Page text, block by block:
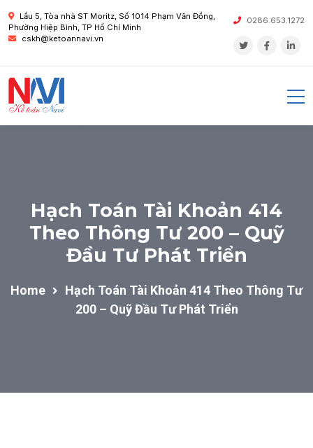
Lầu 5, Tòa nhà ST Moritz, Số 1014 Phạm Văn Đồng,
Phường Hiệp Bình, TP Hồ Chí Minh
cskh@ketoannavi.vn
0286.653.1272
Hạch Toán Tài Khoản 414
Theo Thông Tư 200 – Quỹ
Đầu Tư Phát Triển
Home
Hạch Toán Tài Khoản 414 Theo Thông Tư
200 – Quỹ Đầu Tư Phát Triển